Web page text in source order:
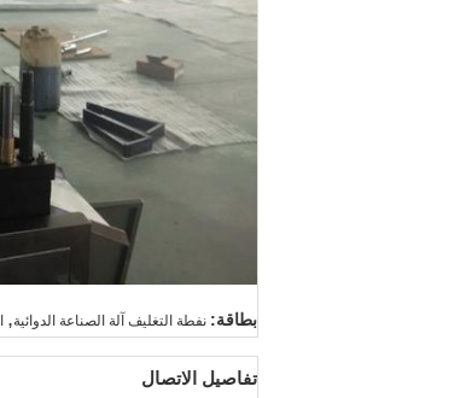
بطاقة: نفطة التغليف آلة الصناعة الدوائية,
تفاصيل الاتصال